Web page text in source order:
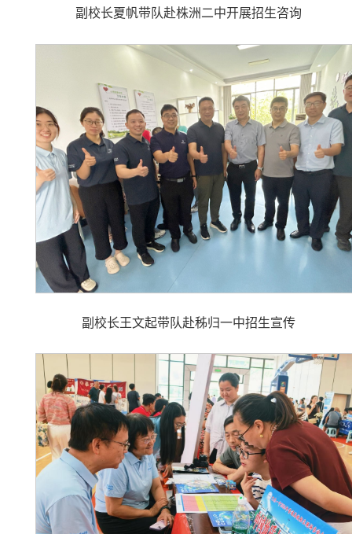
副校长夏帆带队赴株洲二中开展招生咨询
副校长王文起带队赴秭归一中招生宣传